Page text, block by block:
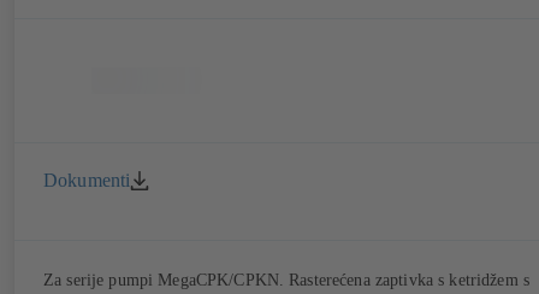
Dokumenti
Za serije pumpi MegaCPK/CPKN. Rasterećena zaptivka s ketridžem s